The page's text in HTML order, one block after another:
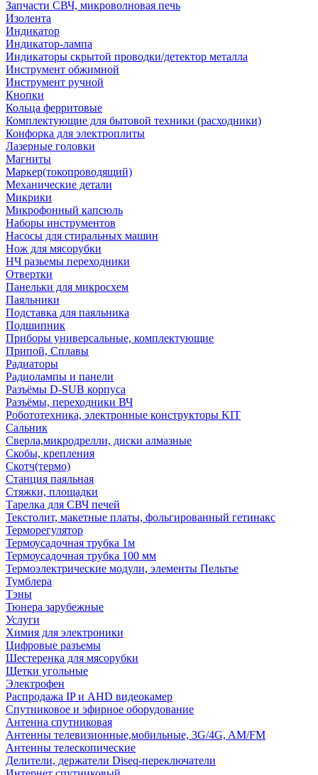
Запчасти СВЧ, микроволновая печь
Изолента
Индикатор
Индикатор-лампа
Индикаторы скрытой проводки/детектор металла
Инструмент обжимной
Инструмент ручной
Кнопки
Кольца ферритовые
Комплектующие для бытовой техники (расходники)
Конфорка для электроплиты
Лазерные головки
Магниты
Маркер(токопроводящий)
Механические детали
Микрики
Микрофонный капсюль
Наборы инструментов
Насосы для стиральных машин
Нож для мясорубки
НЧ разьемы переходники
Отвертки
Панельки для микросхем
Паяльники
Подставка для паяльника
Подшипник
Приборы универсальные, комплектующие
Припой, Сплавы
Радиаторы
Радиолампы и панели
Разъёмы D-SUB корпуса
Разъёмы, переходники ВЧ
Робототехника, электронные конструкторы KIT
Сальник
Сверла,микродрелли, диски алмазные
Скобы, крепления
Скотч(термо)
Станция паяльная
Стяжки, площадки
Тарелка для СВЧ печей
Текстолит, макетные платы, фольгированный гетинакс
Терморегулятор
Термоусадочная трубка 1м
Термоусадочная трубка 100 мм
Термоэлектрические модули, элементы Пельтье
Тумблера
Тэны
Тюнера зарубежные
Услуги
Химия для электроники
Цифровые разъемы
Шестеренка для мясорубки
Щетки угольные
Электрофен
Распродажа IP и AHD видеокамер
Спутниковое и эфирное оборудование
Антенна спутниковая
Антенны телевизионные,мобильные, 3G/4G, AM/FM
Антенны телескопические
Делители, держатели Diseq-переключатели